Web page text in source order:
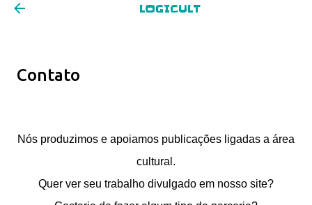
LOGICULT
Contato
Nós produzimos e apoiamos publicações ligadas a área
cultural.
Quer ver seu trabalho divulgado em nosso site?